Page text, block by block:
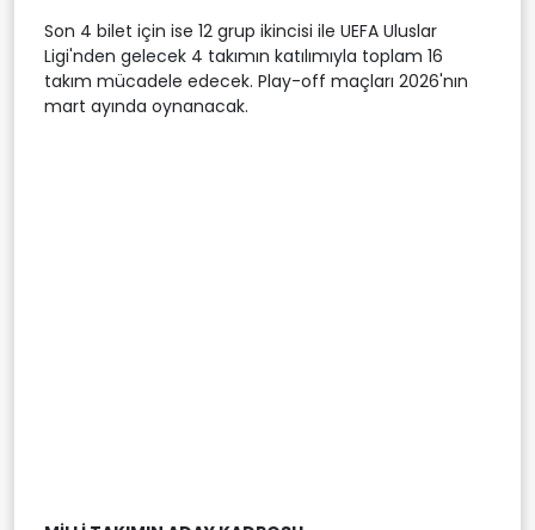
Son 4 bilet için ise 12 grup ikincisi ile UEFA Uluslar
Ligi'nden gelecek 4 takımın katılımıyla toplam 16
takım mücadele edecek. Play-off maçları 2026'nın
mart ayında oynanacak.